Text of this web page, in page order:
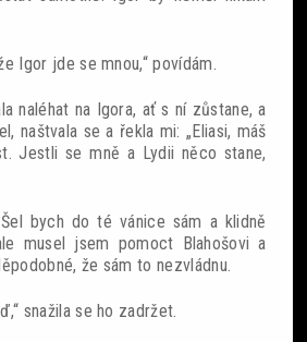
Igor jde se mnou,“ povídám.
naléhat na Igora, ať s ní zůstane, a
naštvala se a řekla mi: „Eliasi, máš
Jestli se mně a Lydii něco stane,
bych do té vánice sám a klidně
musel jsem pomoct Blahošovi a
že sám to nezvládnu.
snažila se ho zadržet.